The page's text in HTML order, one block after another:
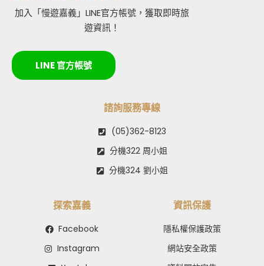
加入「慢遊嘉義」LINE官方帳號，獲取即時旅
遊資訊！
LINE 官方帳號
諮詢服務專線
(05)362-8123
分機322 周小姐
分機324 劉小姐
探索嘉義
Facebook
Instagram
資訊保護
隱私權保護政策
網站安全政策